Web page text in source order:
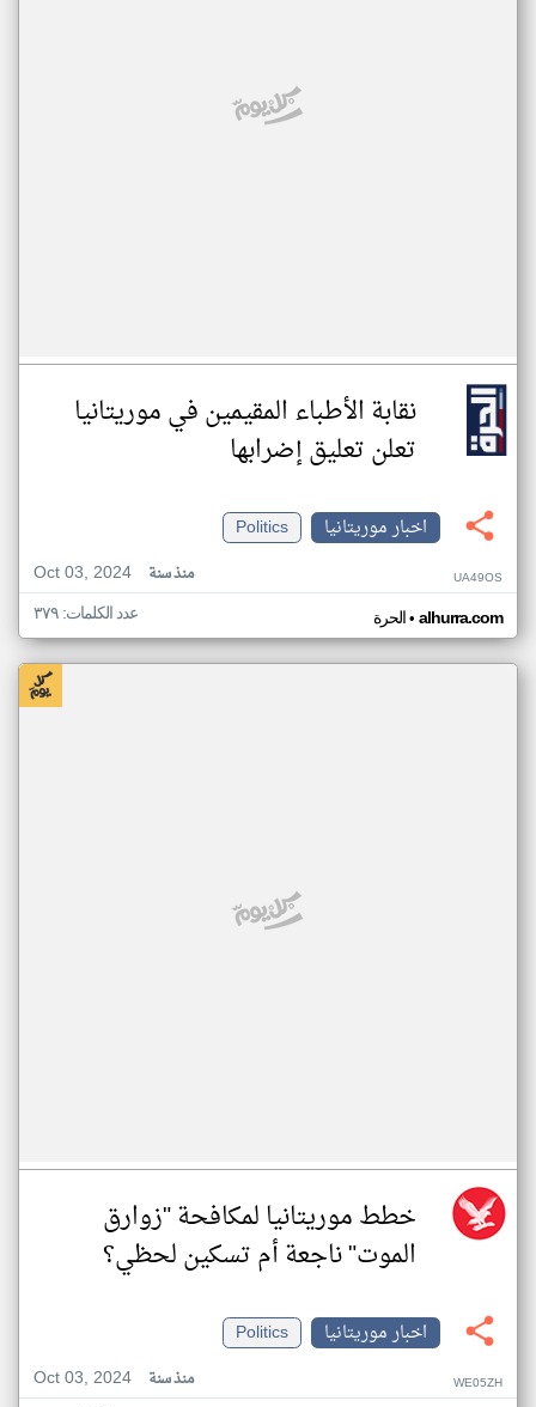
نقابة الأطباء المقيمين في موريتانيا
تعلن تعليق إضرابها
اخبار موريتانيا
Politics
Oct 03, 2024
منذ سنة UA49OS
الحرة• alhurra.com عدد الكلمات: ٣٧٩
خطط موريتانيا لمكافحة "زوارق
الموت" ناجعة أم تسكين لحظي؟
اخبار موريتانيا
Politics
Oct 03, 2024
منذ سنة WE05ZH